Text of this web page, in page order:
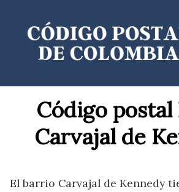
contenido
Código
Carvajal de
El barrio Carvajal de Kennedy